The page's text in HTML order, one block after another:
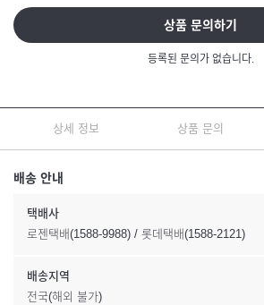
상품 문의하기
등록된 문의가 없습니다.
상세 정보 상품 문의
배송 안내
택배사
로젠택배(1588-9988) / 롯데택배(1588-2121)
배송지역
전국(해외 불가)